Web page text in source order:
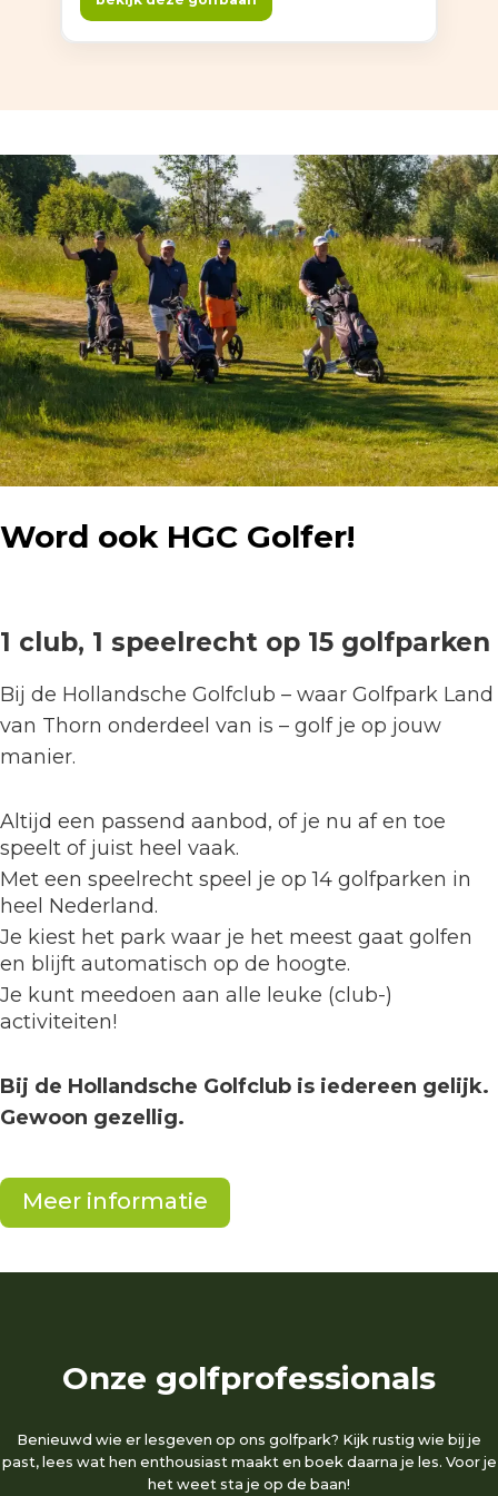
om te golfen — altijd in een gewoon gezellige
Word ook HGC Golfer!
1 club, 1 speelrecht op 15 golfparken
Bij de Hollandsche Golfclub – waar Golfpark Land
van Thorn onderdeel van is – golf je op jouw
manier.
Altijd een passend aanbod, of je nu af en toe
speelt of juist heel vaak.
Met een speelrecht speel je op 14 golfparken in
heel Nederland.
Je kiest het park waar je het meest gaat golfen
en blijft automatisch op de hoogte.
Je kunt meedoen aan alle leuke (club-)
activiteiten!
Bij de Hollandsche Golfclub is iedereen gelijk.
Gewoon gezellig.
Meer informatie
Onze golfprofessionals
Benieuwd wie er lesgeven op ons golfpark? Kijk rustig wie bij je
past, lees wat hen enthousiast maakt en boek daarna je les. Voor je
het weet sta je op de baan!